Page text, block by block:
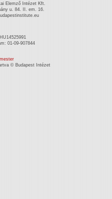
Elemző Intézet Kft.
u. 84. II. em. 16.
01-09-907844
© Budapest Intézet